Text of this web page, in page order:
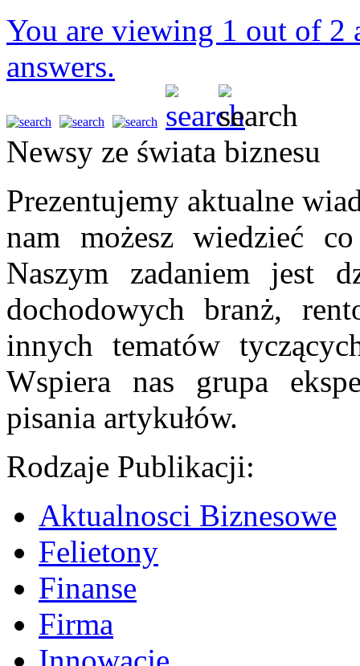
You are viewing 1 out of 2
answers.
Newsy ze świata biznesu
Prezentujemy aktualne
nam możesz wiedzieć
Naszym zadaniem jest
dochodowych branż,
innych tematów
Wspiera nas grupa
pisania artykułów.
Rodzaje Publikacji:
Aktualnosci Biznesowe
Felietony
Finanse
Firma